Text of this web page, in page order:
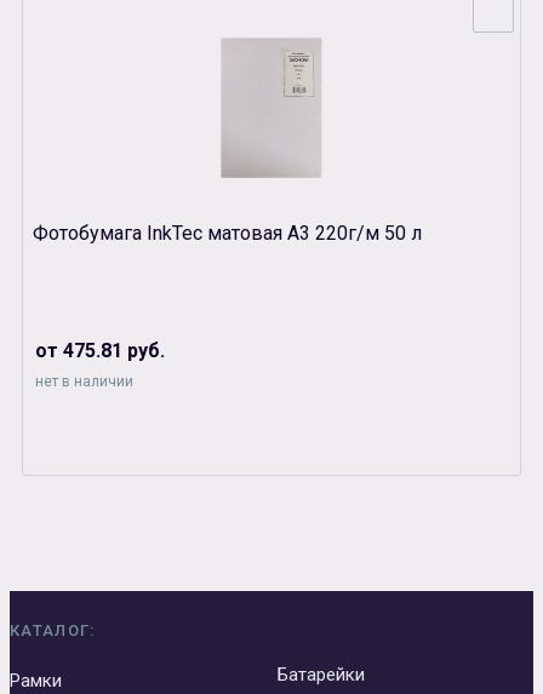
Фотобумага InkTec матовая А3 220г/м 50 л
от 475.81 руб.
нет в наличии
КАТАЛОГ:
Рамки
Батарейки